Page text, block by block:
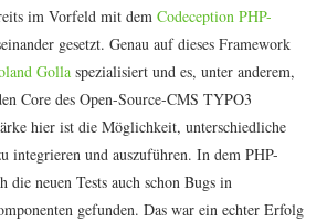
im Vorfeld mit dem Codeception PHP-
gesetzt. Genau auf dieses Framework
Golla spezialisiert und es, unter anderem,
Core des Open-Source-CMS TYPO3
hier ist die Möglichkeit, unterschiedliche
integrieren und auszuführen. In dem PHP-
die neuen Tests auch schon Bugs in
gefunden. Das war ein echter Erfolg